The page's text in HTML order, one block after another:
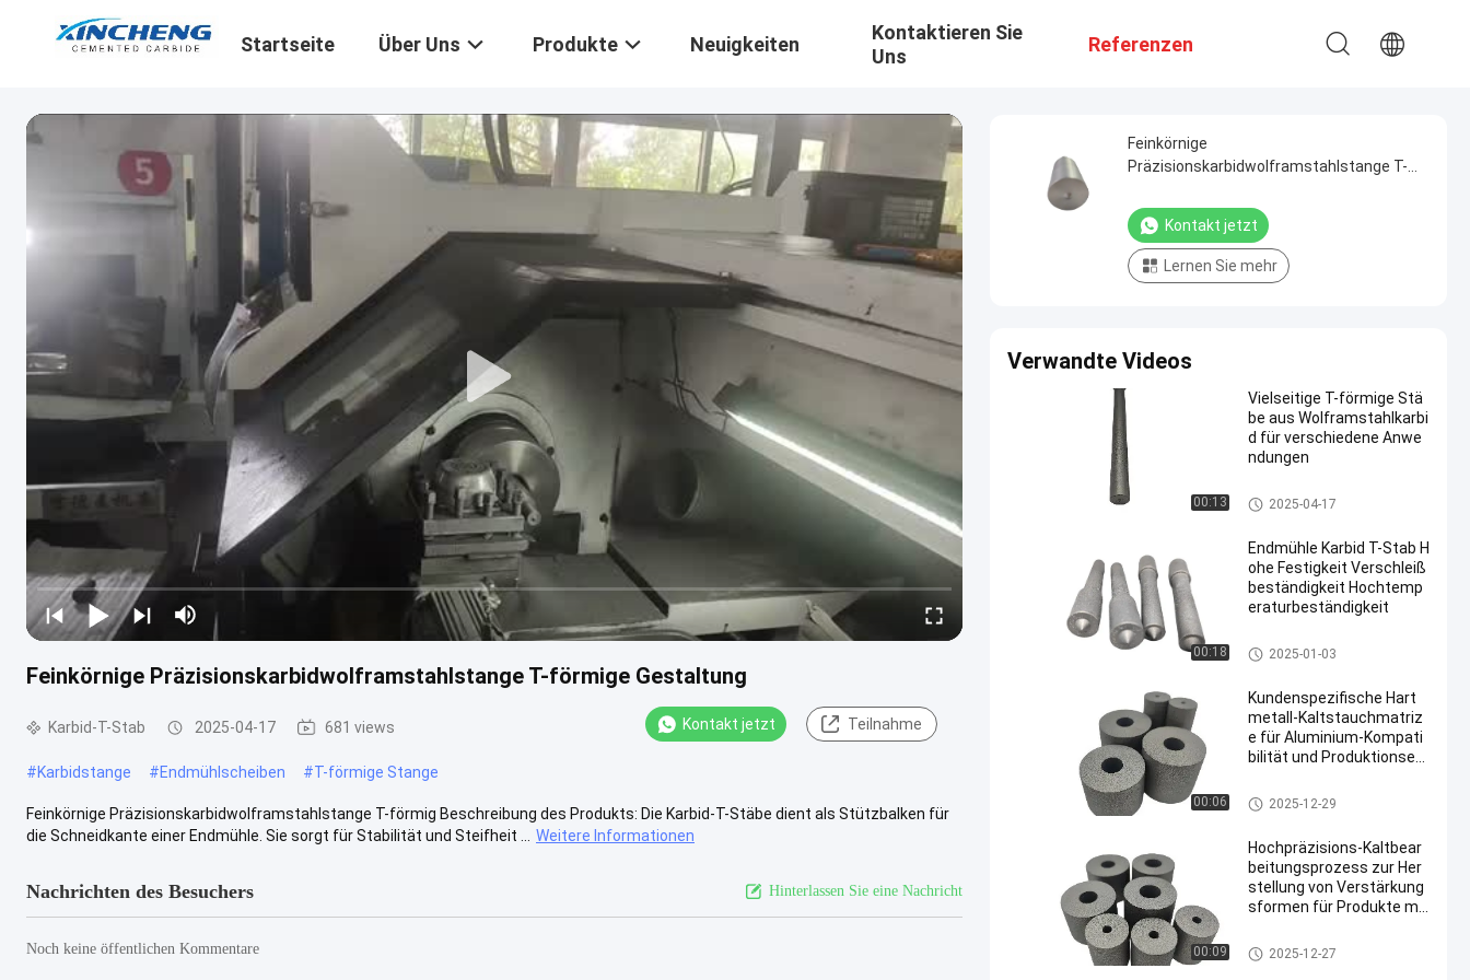
Startseite Über Uns Produkte Neuigkeiten
Kontaktieren Sie
Uns
Referenzen
Feinkörnige Präzisionskarbidwolframstahlstange T-förmige Gestaltung
Karbid-T-Stab 2025-04-17 681 views Kontakt jetzt Teilnahme
#Karbidstange #Endmühlscheiben #T-förmige Stange
Feinkörnige Präzisionskarbidwolframstahlstange T-förmig Beschreibung des Produkts: Die Karbid-T-Stäbe dient als Stützbalken für
die Schneidkante einer Endmühle. Sie sorgt für Stabilität und Steifheit ...
Weitere Informationen
Nachrichten des Besuchers Hinterlassen Sie eine Nachricht
Noch keine öffentlichen Kommentare
Feinkörnige
Präzisionskarbidwolframstahlstange T-
Kontakt jetzt
Lernen Sie mehr
Verwandte Videos
00:13
Vielseitige T-förmige Stä
be aus Wolframstahlkarbi
d für verschiedene Anwe
ndungen
Karbid-T-Stab
2025-04-17
00:18
Endmühle Karbid T-Stab H
ohe Festigkeit Verschleiß
beständigkeit Hochtemp
eraturbeständigkeit
Karbid-T-Stab
2025-01-03
00:06
Kundenspezifische Hart
metall-Kaltstauchmatriz
e für Aluminium-Kompati
bilität und Produktionseffi
mit einem Gehalt an Kohlenwa
sserstoffen von mehr als 85 G
2025-12-29
00:09
Hochpräzisions-Kaltbear
beitungsprozess zur Her
stellung von Verstärkung
sformen für Produkte mit
mit einem Gehalt an Kohlenwa
sserstoffen von mehr als 85 G
2025-12-27